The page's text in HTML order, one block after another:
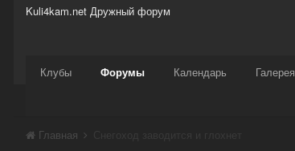
Kuli4kam.net Дружный форум
Сайт
Клубы Форумы Календарь Галерея
Активность Support
Главная